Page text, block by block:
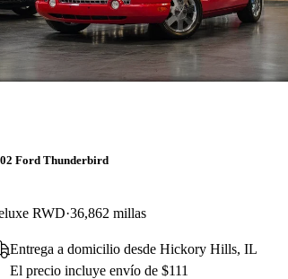
Ford Thunderbird
RWD 36,862 millas
Entrega a domicilio desde Hickory Hills, IL
El precio incluye envío de $111